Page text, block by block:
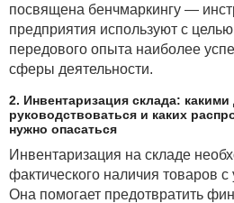
посвящена бенчмаркингу —
предприятия используют с
передового опыта наиболее
сферы деятельности.
2. Инвентаризация склада: какими
руководствоваться и каких
нужно опасаться
Инвентаризация на складе
фактического наличия товаров
Она помогает предотвратить